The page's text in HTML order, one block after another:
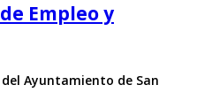
Empleo y
Ayuntamiento de San